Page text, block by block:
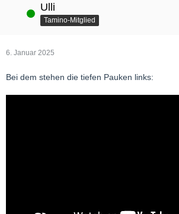
Online Ulli
Tamino-Mitglied
6. Januar 2025
Bei dem stehen die tiefen Pauken links: